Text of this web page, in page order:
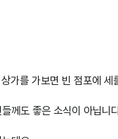
가를 가보면 빈 점포에
께도 좋은 소식이 아닙니